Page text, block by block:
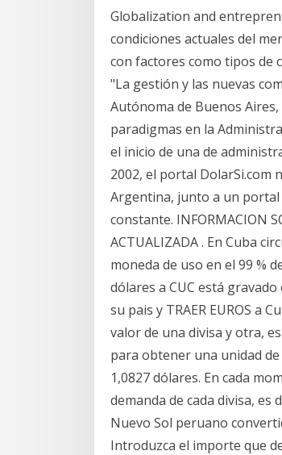
Globalization and
condiciones actuales del
con factores como tipos de
"La gestión y las nuevas
Autónoma de Buenos Aires,
paradigmas en la
el inicio de una de
2002, el portal DolarSi.com
Argentina, junto a un portal
constante. INFORMACION
ACTUALIZADA . En Cuba
moneda de uso en el 99 %
dólares a CUC está
su pais y TRAER EUROS a
valor de una divisa y otra,
para obtener una unidad
1,0827 dólares. En cada
demanda de cada divisa, es
Nuevo Sol peruano
Introduzca el importe que